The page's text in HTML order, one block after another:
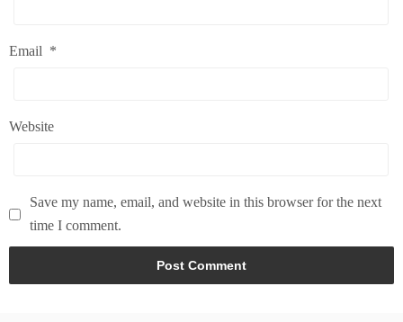
Email *
Website
Save my name, email, and website in this browser for the next
time I comment.